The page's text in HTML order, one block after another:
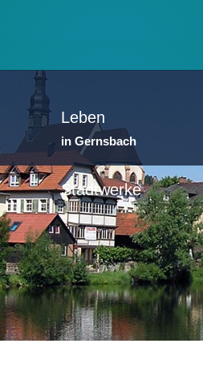
Leben
in Gernsbach
Stadtwerke